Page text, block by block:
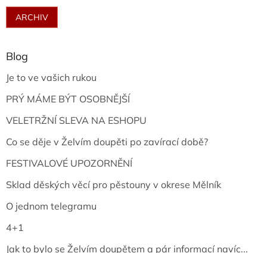
ARCHIV
Blog
Je to ve vašich rukou
PRÝ MÁME BÝT OSOBNĚJŠÍ
VELETRŽNÍ SLEVA NA ESHOPU
Co se děje v Želvím doupěti po zavírací době?
FESTIVALOVÉ UPOZORNĚNÍ
Sklad děských věcí pro pěstouny v okrese Mělník
O jednom telegramu
4+1
Jak to bylo se Želvím doupětem a pár informací navíc...